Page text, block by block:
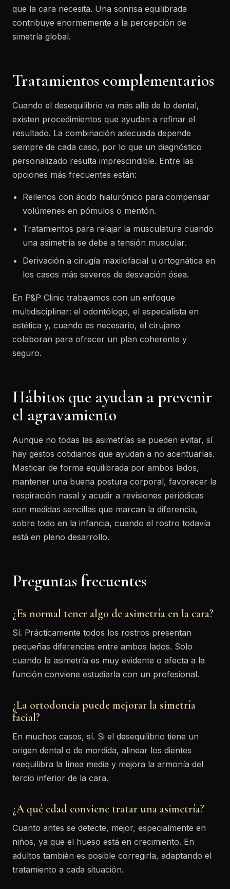
que la cara necesita. Una sonrisa equilibrada
contribuye enormemente a la percepción de
simetría global.
Tratamientos complementarios
Cuando el desequilibrio va más allá de lo dental,
existen procedimientos que ayudan a refinar el
resultado. La combinación adecuada depende
siempre de cada caso, por lo que un diagnóstico
personalizado resulta imprescindible. Entre las
opciones más frecuentes están:
Rellenos con ácido hialurónico para compensar
volúmenes en pómulos o mentón.
Tratamientos para relajar la musculatura cuando
una asimetría se debe a tensión muscular.
Derivación a cirugía maxilofacial u ortognática en
los casos más severos de desviación ósea.
En P&P Clinic trabajamos con un enfoque
multidisciplinar: el odontólogo, el especialista en
estética y, cuando es necesario, el cirujano
colaboran para ofrecer un plan coherente y
seguro.
Hábitos que ayudan a prevenir
el agravamiento
Aunque no todas las asimetrías se pueden evitar, sí
hay gestos cotidianos que ayudan a no acentuarlas.
Masticar de forma equilibrada por ambos lados,
mantener una buena postura corporal, favorecer la
respiración nasal y acudir a revisiones periódicas
son medidas sencillas que marcan la diferencia,
sobre todo en la infancia, cuando el rostro todavía
está en pleno desarrollo.
Preguntas frecuentes
¿Es normal tener algo de asimetría en la cara?
Sí. Prácticamente todos los rostros presentan
pequeñas diferencias entre ambos lados. Solo
cuando la asimetría es muy evidente o afecta a la
función conviene estudiarla con un profesional.
¿La ortodoncia puede mejorar la simetría
facial?
En muchos casos, sí. Si el desequilibrio tiene un
origen dental o de mordida, alinear los dientes
reequilibra la línea media y mejora la armonía del
tercio inferior de la cara.
¿A qué edad conviene tratar una asimetría?
Cuanto antes se detecte, mejor, especialmente en
niños, ya que el hueso está en crecimiento. En
adultos también es posible corregirla, adaptando el
tratamiento a cada situación.